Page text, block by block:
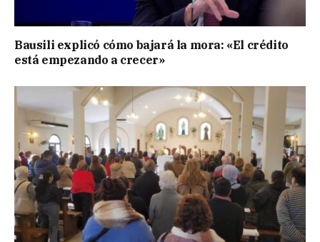
Bausili explicó cómo bajará la mora: «El crédito
está empezando a crecer»